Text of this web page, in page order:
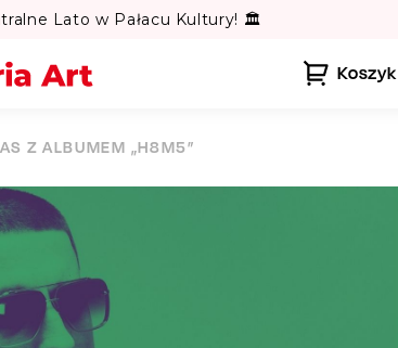
Lato w Pałacu Kultury! 🏛️
Koszyk
Miasto
Z ALBUMEM „H8M5”